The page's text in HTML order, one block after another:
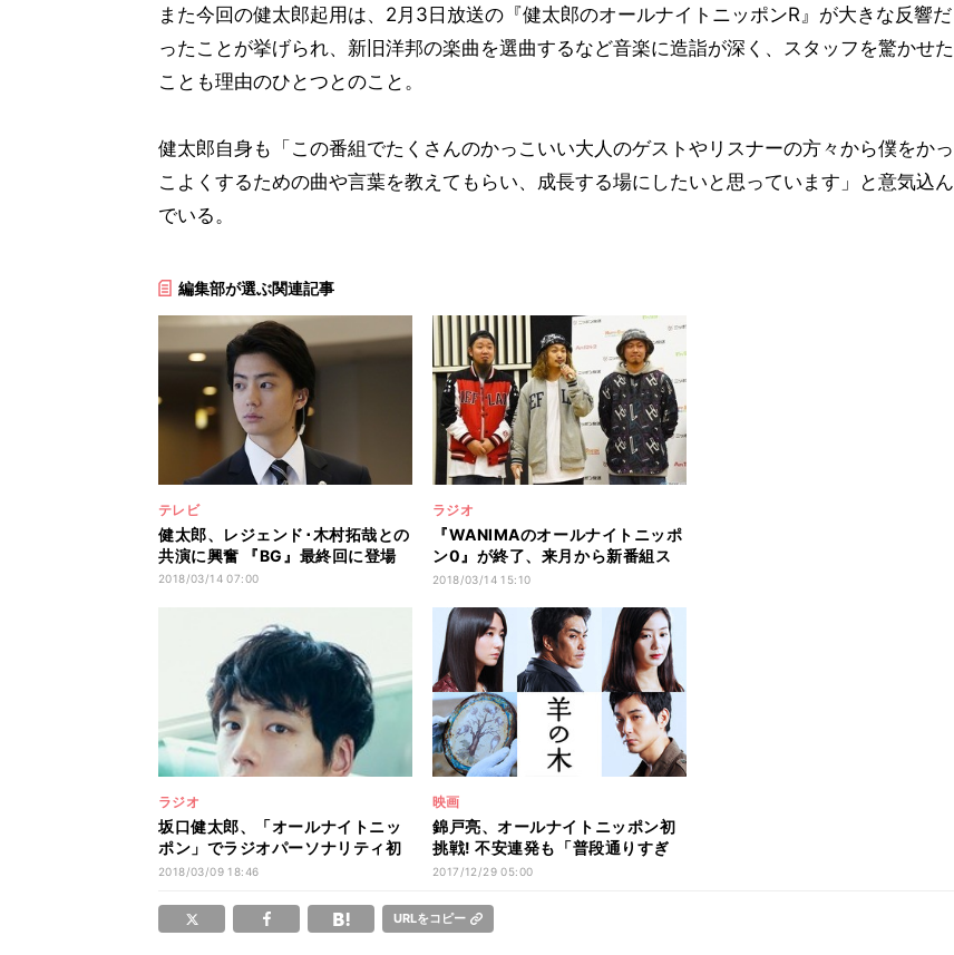
また今回の健太郎起用は、2月3日放送の『健太郎のオールナイトニッポンR』が大きな反響だ
ったことが挙げられ、新旧洋邦の楽曲を選曲するなど音楽に造詣が深く、スタッフを驚かせた
ことも理由のひとつとのこと。
健太郎自身も「この番組でたくさんのかっこいい大人のゲストやリスナーの方々から僕をかっ
こよくするための曲や言葉を教えてもらい、成長する場にしたいと思っています」と意気込ん
でいる。
編集部が選ぶ関連記事
テレビ
健太郎、レジェンド･木村拓哉との
共演に興奮 『BG』最終回に登場
2018/03/14 07:00
ラジオ
『WANIMAのオールナイトニッポ
ン0』が終了、来月から新番組ス
タート
2018/03/14 15:10
ラジオ
坂口健太郎、「オールナイトニッ
ポン」でラジオパーソナリティ初
挑戦
2018/03/09 18:46
映画
錦戸亮、オールナイトニッポン初
挑戦! 不安連発も「普段通りすぎ
た」反省
2017/12/29 05:00
URLをコピー